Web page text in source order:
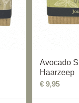
Avocado
Haarzeep
€ 9,95